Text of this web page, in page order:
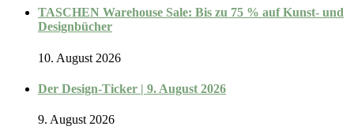
TASCHEN Warehouse Sale: Bis zu 75 % auf Kunst- und
Designbücher
10. August 2026
Der Design-Ticker | 9. August 2026
9. August 2026